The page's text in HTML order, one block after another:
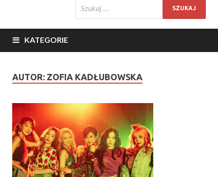
KATEGORIE
AUTOR: ZOFIA KADŁUBOWSKA